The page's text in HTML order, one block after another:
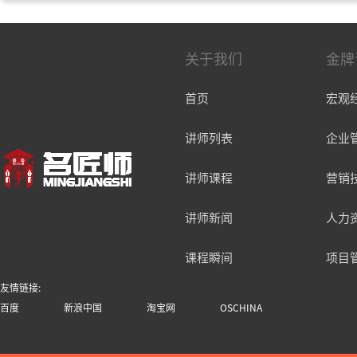
关于我们
首页
讲师列表
讲师课程
讲师新闻
课程瞬间
金
宏观
企业
营销
人力
项目
友情链接:
百度 新浪中国 淘宝网 OSCHINA